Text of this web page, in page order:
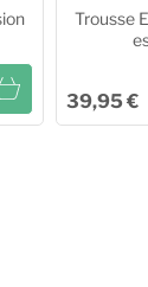
Trousse
39,95 €